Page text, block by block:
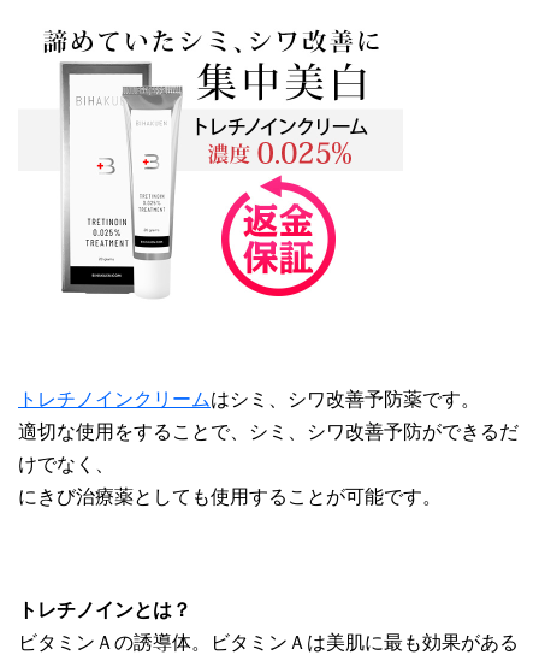
トレチノインクリームはシミ、シワ改善予防薬です。
適切な使用をすることで、シミ、シワ改善予防ができるだ
けでなく、
にきび治療薬としても使用することが可能です。
トレチノインとは？
ビタミンＡの誘導体。ビタミンＡは美肌に最も効果がある